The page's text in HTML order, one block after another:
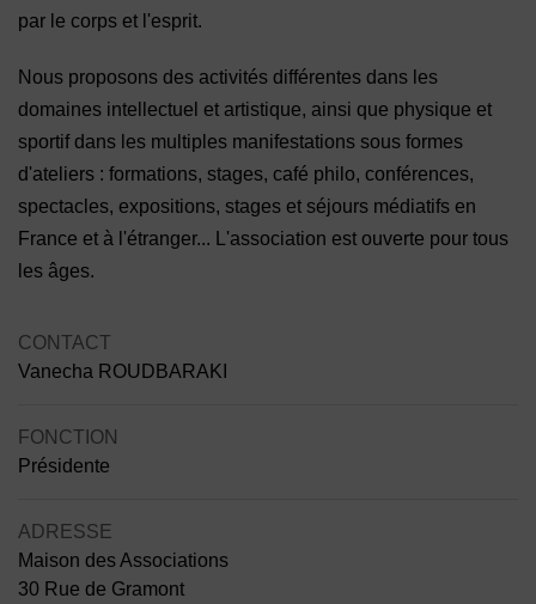
par le corps et l'esprit.
Nous proposons des activités différentes dans les
domaines intellectuel et artistique, ainsi que physique et
sportif dans les multiples manifestations sous formes
d'ateliers : formations, stages, café philo, conférences,
spectacles, expositions, stages et séjours médiatifs en
France et à l'étranger... L'association est ouverte pour tous
les âges.
CONTACT
Vanecha ROUDBARAKI
FONCTION
Présidente
ADRESSE
Maison des Associations
30 Rue de Gramont